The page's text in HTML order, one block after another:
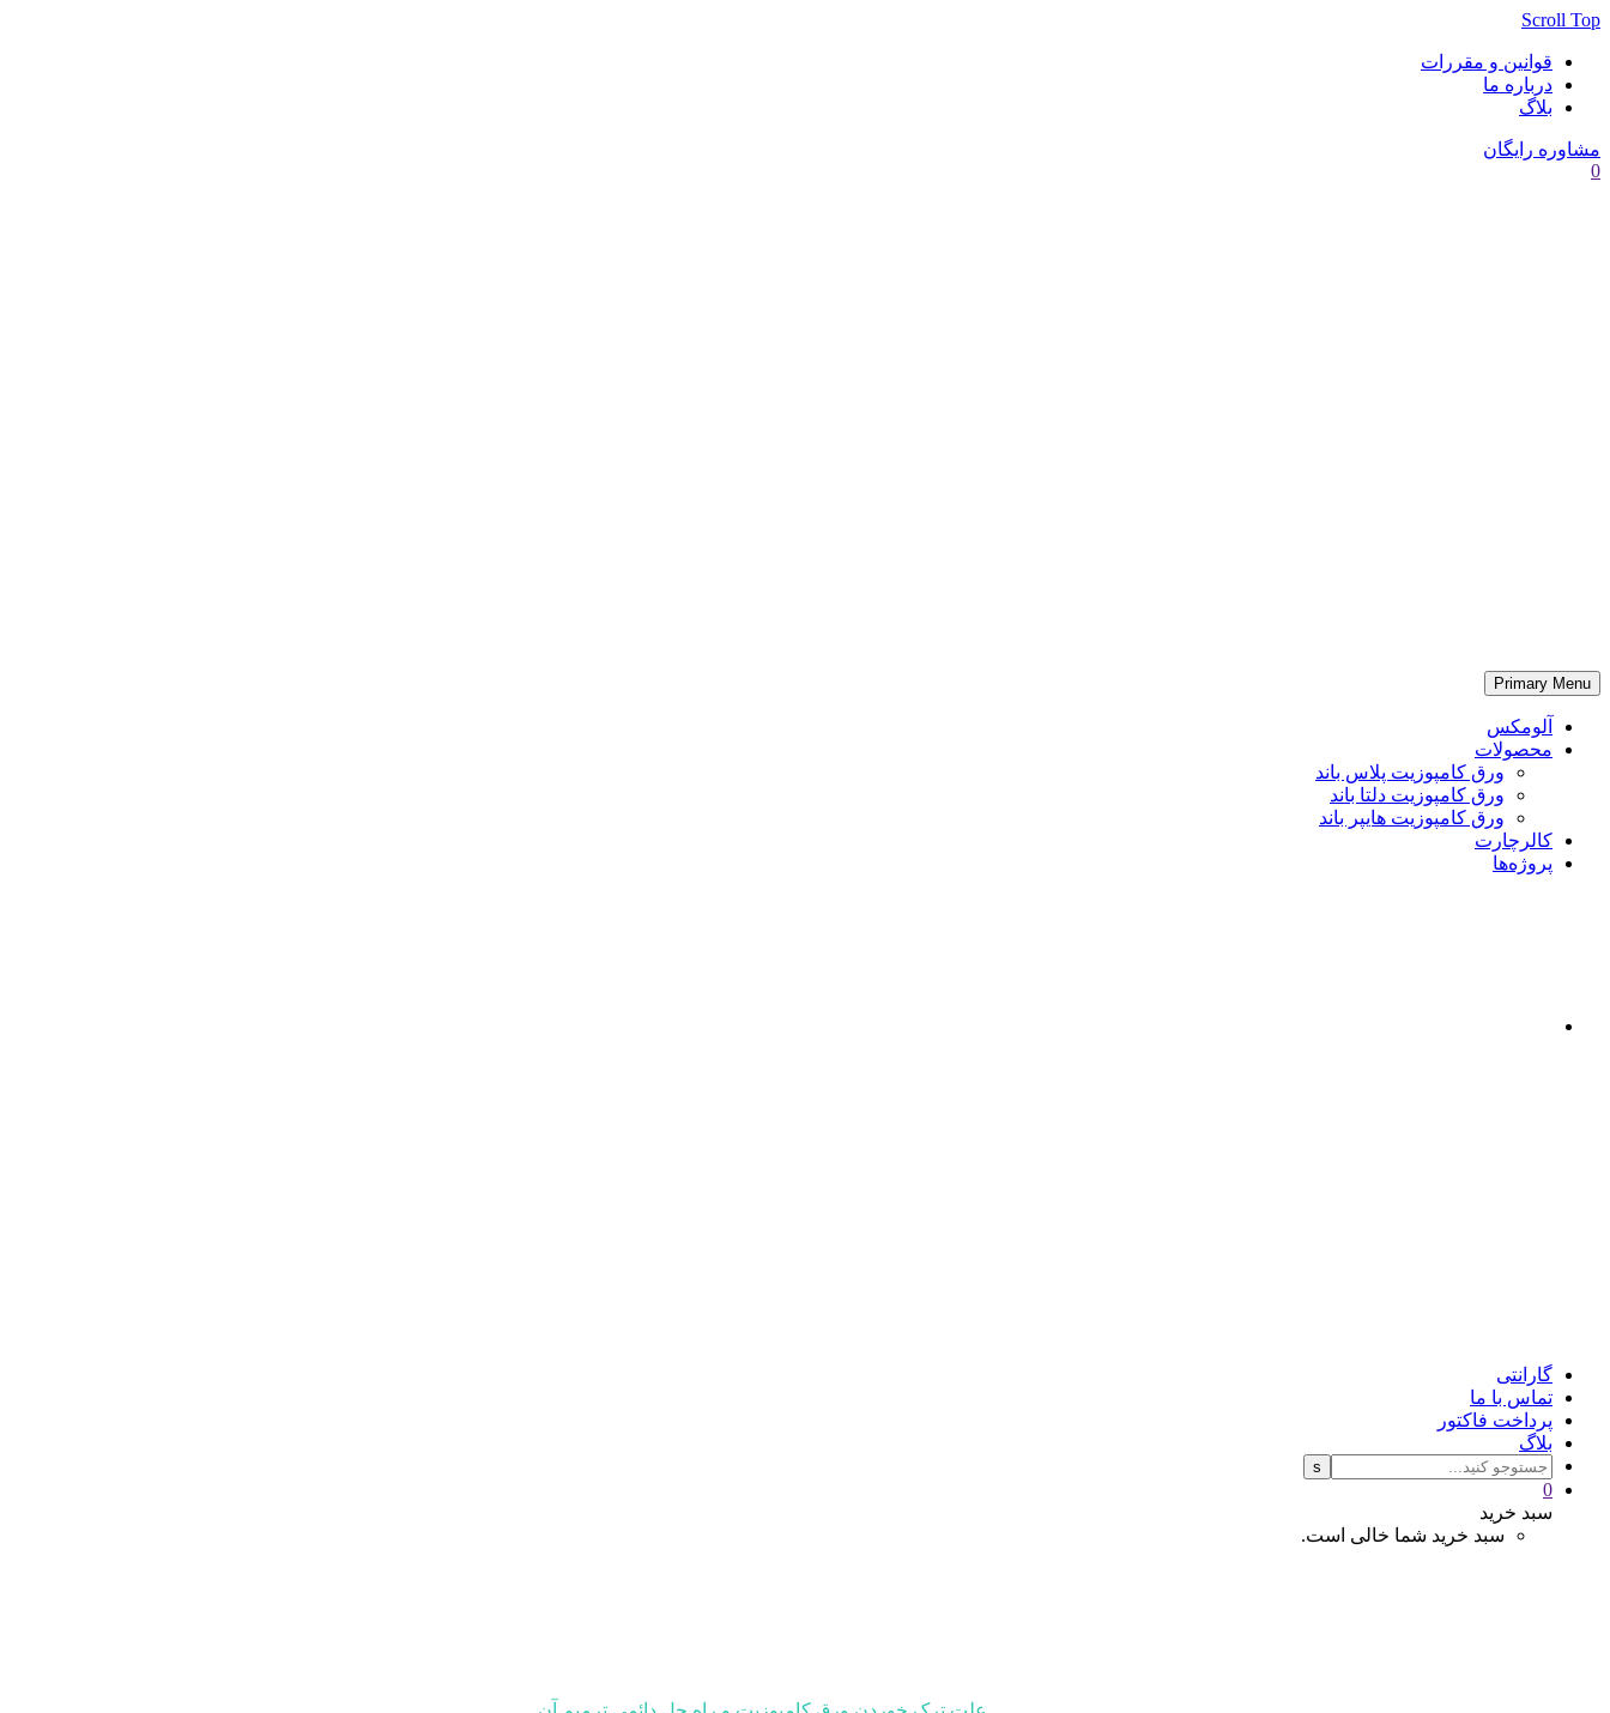
Scroll Top
قوانین و مقررات
درباره‌ ما
بلاگ
مشاوره رایگان
0
Primary Menu
آلومکس
محصولات
ورق کامپوزیت پلاس باند
ورق کامپوزیت دلتا باند
ورق کامپوزیت هایپر باند
کالرچارت
پروژه‌ها
گارانتی
تماس با ما
پرداخت فاکتور
بلاگ
0
سبد خرید
سبد خرید شما خالی است.